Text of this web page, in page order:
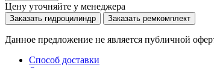
Цену уточняйте у менеджера
Заказать гидроцилиндр Заказать ремкомплект
Данное предложение не является публичной
Способ доставки